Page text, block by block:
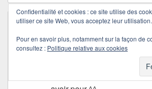
loraliedans10/03/2009 à 09:32 a dit :
Mon fils a une peur bleue
ton petit clément m’y fait
voudrait pas pour autant
expérience que ce petit
Confidentialité et cookies : ce site utilise des
utiliser ce site Web, vous acceptez leur utilisation.
Pour en savoir plus, notamment sur la façon de
consultez : Politique relative aux cookies